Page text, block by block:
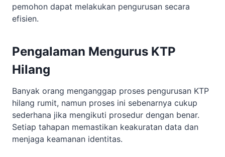
pemohon dapat melakukan pengurusan secara
efisien.
Pengalaman Mengurus KTP
Hilang
Banyak orang menganggap proses pengurusan KTP
hilang rumit, namun proses ini sebenarnya cukup
sederhana jika mengikuti prosedur dengan benar.
Setiap tahapan memastikan keakuratan data dan
menjaga keamanan identitas.